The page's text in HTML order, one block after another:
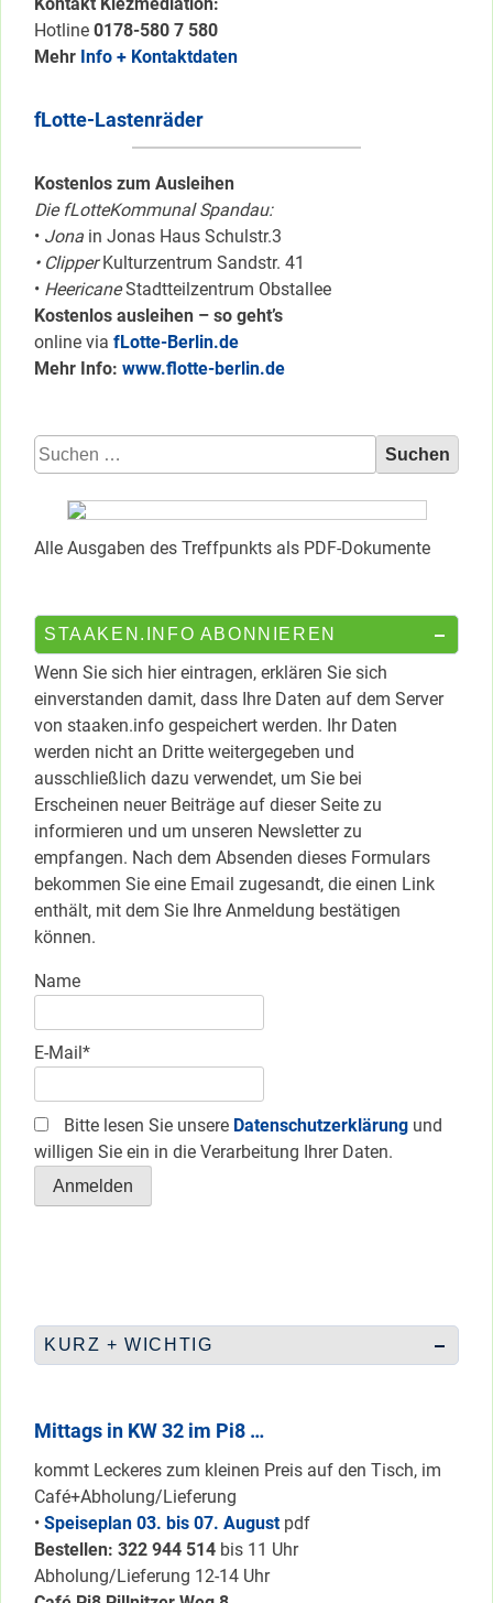
Kontakt Kiezmediation:
Hotline 0178-580 7 580
Mehr Info + Kontaktdaten
fLotte-Lastenräder
Kostenlos zum Ausleihen
Die fLotteKommunal Spandau:
• Jona in Jonas Haus Schulstr.3
• ClipperKulturzentrum Sandstr. 41
• HeericaneStadtteilzentrum Obstallee
Kostenlos ausleihen – so geht’s
online via fLotte-Berlin.de
Mehr Info: www.flotte-berlin.de
Suchen
nach:
Alle Ausgaben des Treffpunkts als PDF-Dokumente
STAAKEN.INFO ABONNIEREN
Wenn Sie sich hier eintragen, erklären Sie sich
einverstanden damit, dass Ihre Daten auf dem Server
von staaken.info gespeichert werden. Ihr Daten
werden nicht an Dritte weitergegeben und
ausschließlich dazu verwendet, um Sie bei
Erscheinen neuer Beiträge auf dieser Seite zu
informieren und um unseren Newsletter zu
empfangen. Nach dem Absenden dieses Formulars
bekommen Sie eine Email zugesandt, die einen Link
enthält, mit dem Sie Ihre Anmeldung bestätigen
können.
Name
E-Mail*
Bitte lesen Sie unsere Datenschutzerklärung und
willigen Sie ein in die Verarbeitung Ihrer Daten.
KURZ + WICHTIG
Mittags in KW 32 im Pi8 …
kommt Leckeres zum kleinen Preis auf den Tisch, im
Café+Abholung/Lieferung
• Speiseplan 03. bis 07. August pdf
Bestellen: 322 944 514 bis 11 Uhr
Abholung/Lieferung 12-14 Uhr